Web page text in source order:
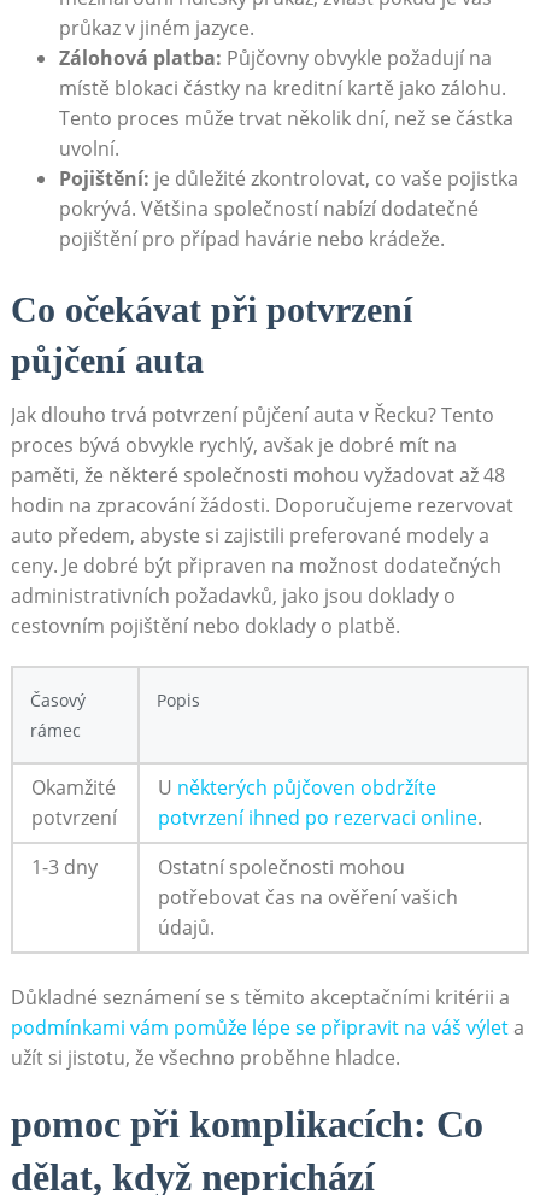
průkaz v jiném jazyce.
Zálohová platba: Půjčovny obvykle požadují na
místě blokaci částky na kreditní kartě jako zálohu.
Tento proces může trvat několik dní, než se částka
uvolní.
Pojištění: je důležité zkontrolovat, co vaše pojistka
pokrývá. Většina společností nabízí dodatečné
pojištění pro případ havárie nebo krádeže.
Co očekávat při potvrzení
půjčení auta
Jak dlouho trvá potvrzení půjčení auta v Řecku? Tento
proces bývá obvykle rychlý, avšak je dobré mít na
paměti, že některé společnosti mohou vyžadovat až 48
hodin na zpracování žádosti. Doporučujeme rezervovat
auto předem, abyste si zajistili preferované modely a
ceny. Je dobré být připraven na možnost dodatečných
administrativních požadavků, jako jsou doklady o
cestovním pojištění nebo doklady o platbě.
Časový
rámec
Popis
Okamžité
potvrzení
U některých půjčoven obdržíte
potvrzení ihned po rezervaci online.
1-3 dny
Ostatní společnosti mohou
potřebovat čas na ověření vašich
údajů.
Důkladné seznámení se s těmito akceptačními kritérii a
podmínkami vám pomůže lépe se připravit na váš výleta
užít si jistotu, že všechno proběhne hladce.
pomoc při komplikacích: Co
dělat, když neprichází